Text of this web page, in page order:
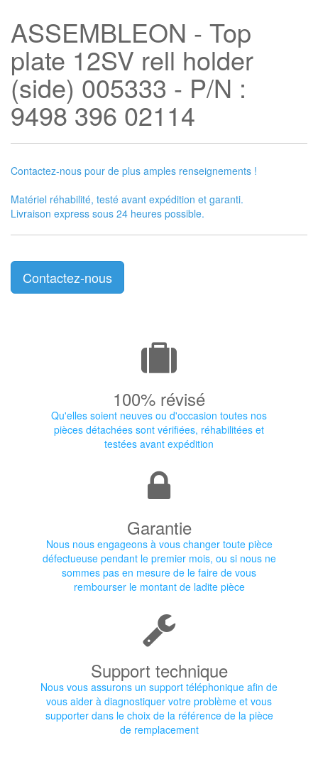
ASSEMBLEON - Top
plate 12SV rell holder
(side) 005333 - P/N :
9498 396 02114
Contactez-nous pour de plus amples renseignements !
Matériel réhabilité, testé avant expédition et garanti.
Livraison express sous 24 heures possible.
Contactez-nous
100% révisé
Qu'elles soient neuves ou d'occasion toutes nos
pièces détachées sont vérifiées, réhabilitées et
testées avant expédition
Garantie
Nous nous engageons à vous changer toute pièce
défectueuse pendant le premier mois, ou si nous ne
sommes pas en mesure de le faire de vous
rembourser le montant de ladite pièce
Support technique
Nous vous assurons un support téléphonique afin de
vous aider à diagnostiquer votre problème et vous
supporter dans le choix de la référence de la pièce
de remplacement